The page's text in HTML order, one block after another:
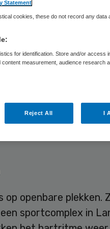
externe defibrillatoren
dinsdag op
kerkdorpen van de
op openbare plekken.
sportcomplex in
Statement
cookies, these do not record any data
for identification. Store and/or access
measurement, audience research
Reject All I